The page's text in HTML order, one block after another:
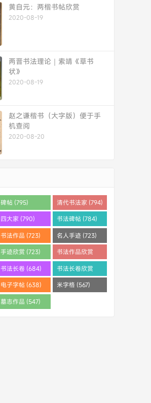
黄自元：两楷书帖欣赏
2020-08-19
两晋书法理论｜索靖《草书
状》
2020-08-19
赵之谦楷书（大字版）便于手
机查阅
2020-08-20
碑帖 (795) 清代书法家 (794)
四大家 (790) 书法碑帖 (784)
书法作品 (723) 名人手迹 (723)
手迹欣赏 (723)
书法作品欣赏
(710)
书法长卷 (684)
书法长卷欣赏
(682)
电子字帖 (638) 米字格 (567)
墓志作品 (547)